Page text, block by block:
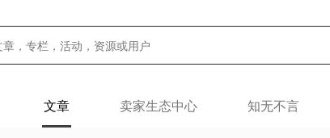
文章 卖家生态中心 知无不言